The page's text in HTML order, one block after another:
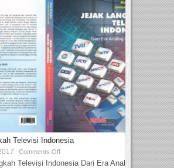
Televisi Indonesia
Comments Off
Televisi Indonesia Dari Era Analog